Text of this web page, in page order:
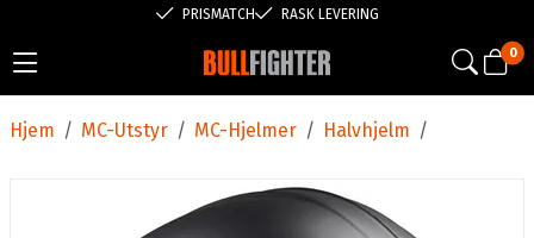
PRISMATCH RASK LEVERING
0
/
Hjem /
MC-Utstyr /
MC-Hjelmer /
Halvhjelm